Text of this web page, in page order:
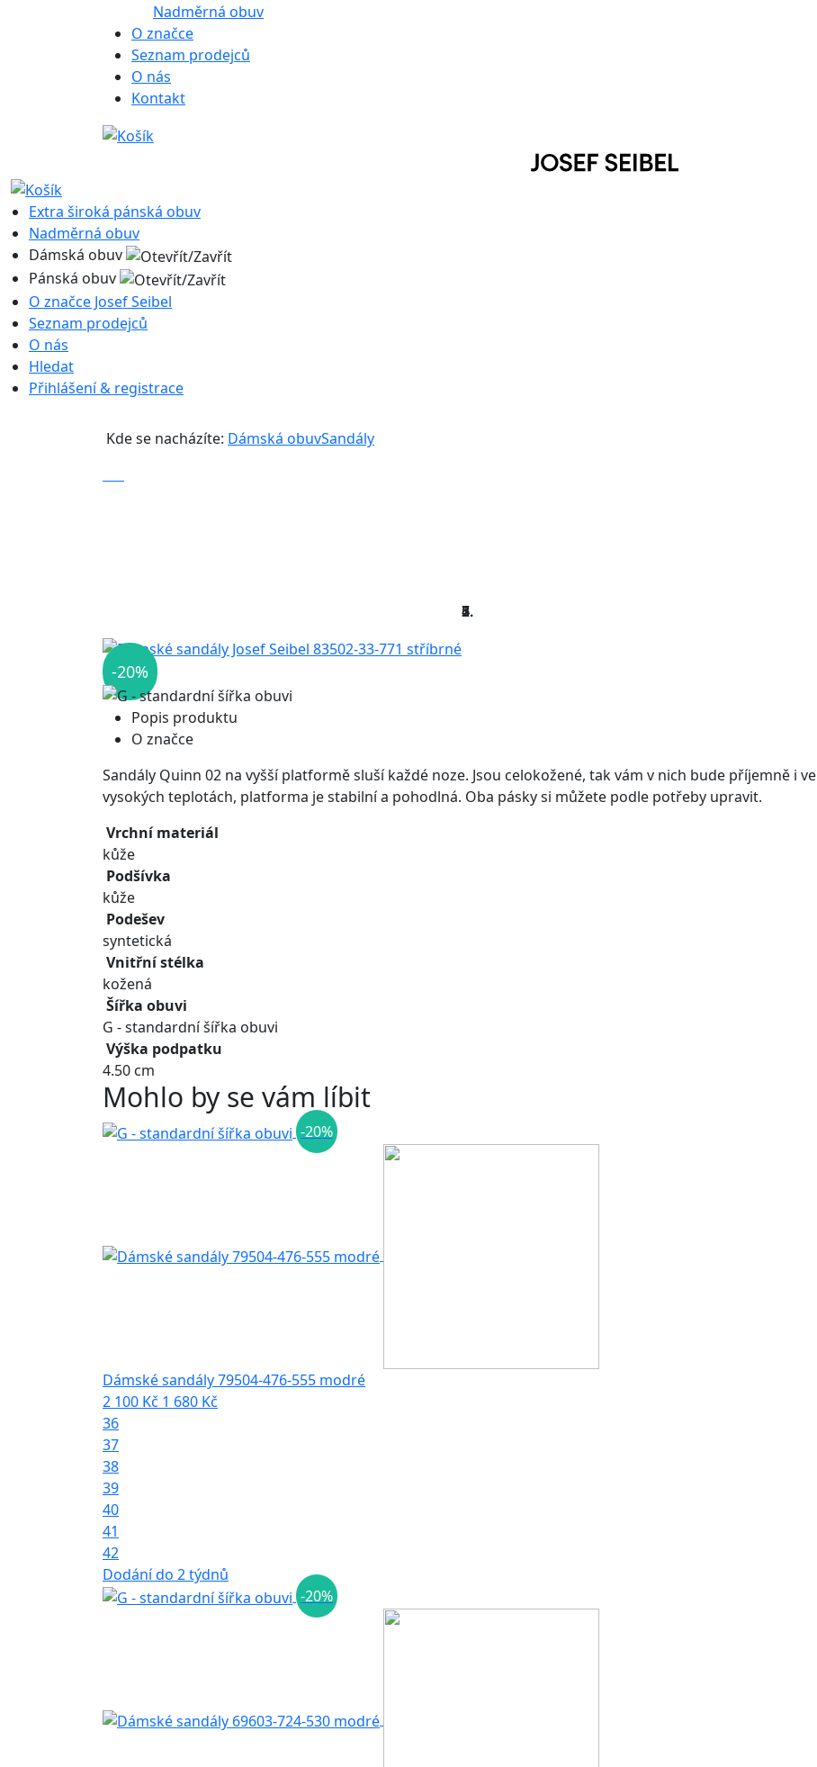
Nadměrná obuv
O značce
Seznam prodejců
O nás
Kontakt
Extra široká pánská obuv
Nadměrná obuv
Dámská obuv
Pánská obuv
O značce Josef Seibel
Seznam prodejců
O nás
Hledat
Přihlášení & registrace
Kde se nacházíte: Dámská obuvSandály
-20%
Popis produktu
O značce
Sandály Quinn 02 na vyšší platformě sluší každé noze. Jsou celokožené, tak vám v nich bude příjemně i ve
vysokých teplotách, platforma je stabilní a pohodlná. Oba pásky si můžete podle potřeby upravit.
Vrchní materiál
kůže
Podšívka
kůže
Podešev
syntetická
Vnitřní stélka
kožená
Šířka obuvi
G - standardní šířka obuvi
Výška podpatku
4.50 cm
Mohlo by se vám líbit
-20%
Dámské sandály 79504-476-555 modré
2 100 Kč 1 680 Kč
36
37
38
39
40
41
42
Dodání do 2 týdnů
-20%